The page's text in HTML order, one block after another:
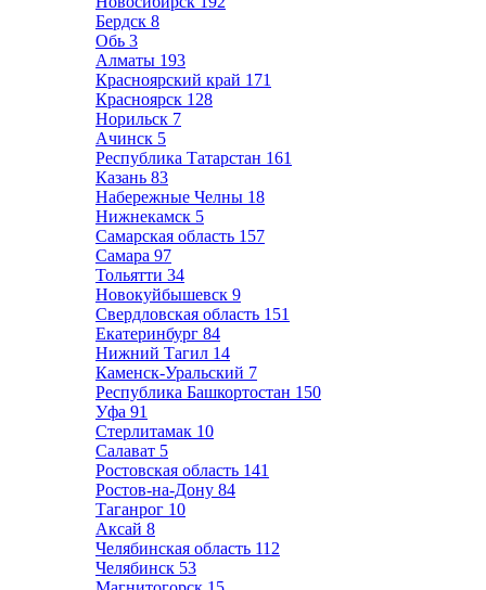
Бердск 8
Обь 3
Алматы 193
Красноярский край 171
Красноярск 128
Норильск 7
Ачинск 5
Республика Татарстан 161
Казань 83
Набережные Челны 18
Нижнекамск 5
Самарская область 157
Самара 97
Тольятти 34
Новокуйбышевск 9
Свердловская область 151
Екатеринбург 84
Нижний Тагил 14
Каменск-Уральский 7
Республика Башкортостан 150
Уфа 91
Стерлитамак 10
Салават 5
Ростовская область 141
Ростов-на-Дону 84
Таганрог 10
Аксай 8
Челябинская область 112
Челябинск 53